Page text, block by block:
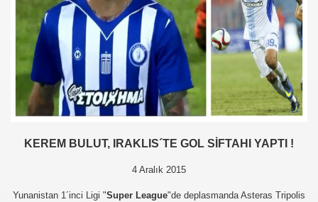
KEREM BULUT, IRAKLIS´TE GOL SİFTAHI YAPTI !
4 Aralık 2015
Yunanistan 1´inci Ligi "Super League"de deplasmanda Asteras Tripolis